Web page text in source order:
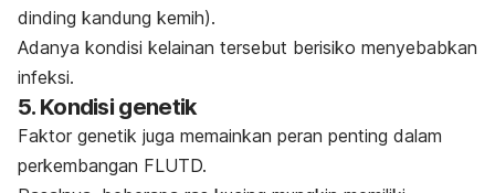
dinding kandung kemih).
Adanya kondisi kelainan tersebut berisiko menyebabkan
infeksi.
5. Kondisi genetik
Faktor genetik juga memainkan peran penting dalam
perkembangan FLUTD.